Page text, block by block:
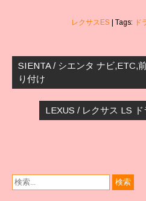
レクサスES | Tags: ド
稿
ナ
ビ
SIENTA / シエンタ ナビ,ETC,
り付け
LEXUS / レクサス LS